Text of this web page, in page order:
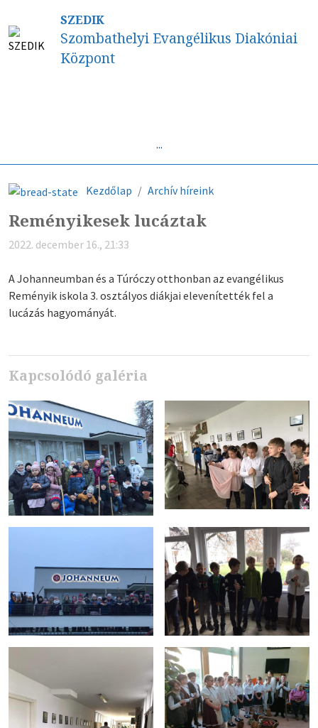
SZEDIK
Szombathelyi Evangélikus Diakóniai
Központ
...
Kezdőlap Archív híreink
Reményikesek lucáztak
2022. december 16., 21:33
A Johanneumban és a Túróczy otthonban az evangélikus
Reményik iskola 3. osztályos diákjai elevenítették fel a
lucázás hagyományát.
Kapcsolódó galéria